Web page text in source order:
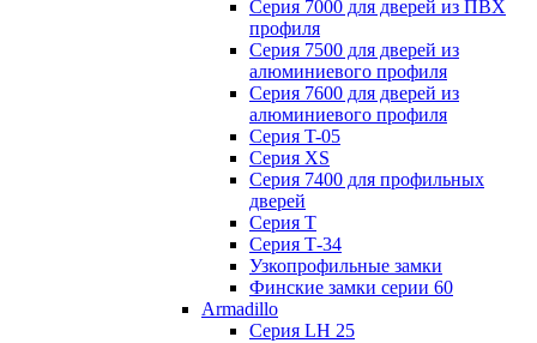
Серия 7000 для дверей из ПВХ
профиля
Серия 7500 для дверей из
алюминиевого профиля
Серия 7600 для дверей из
алюминиевого профиля
Серия T-05
Серия XS
Серия 7400 для профильных
дверей
Серия Т
Серия Т-34
Узкопрофильные замки
Финские замки серии 60
Armadillo
Серия LH 25